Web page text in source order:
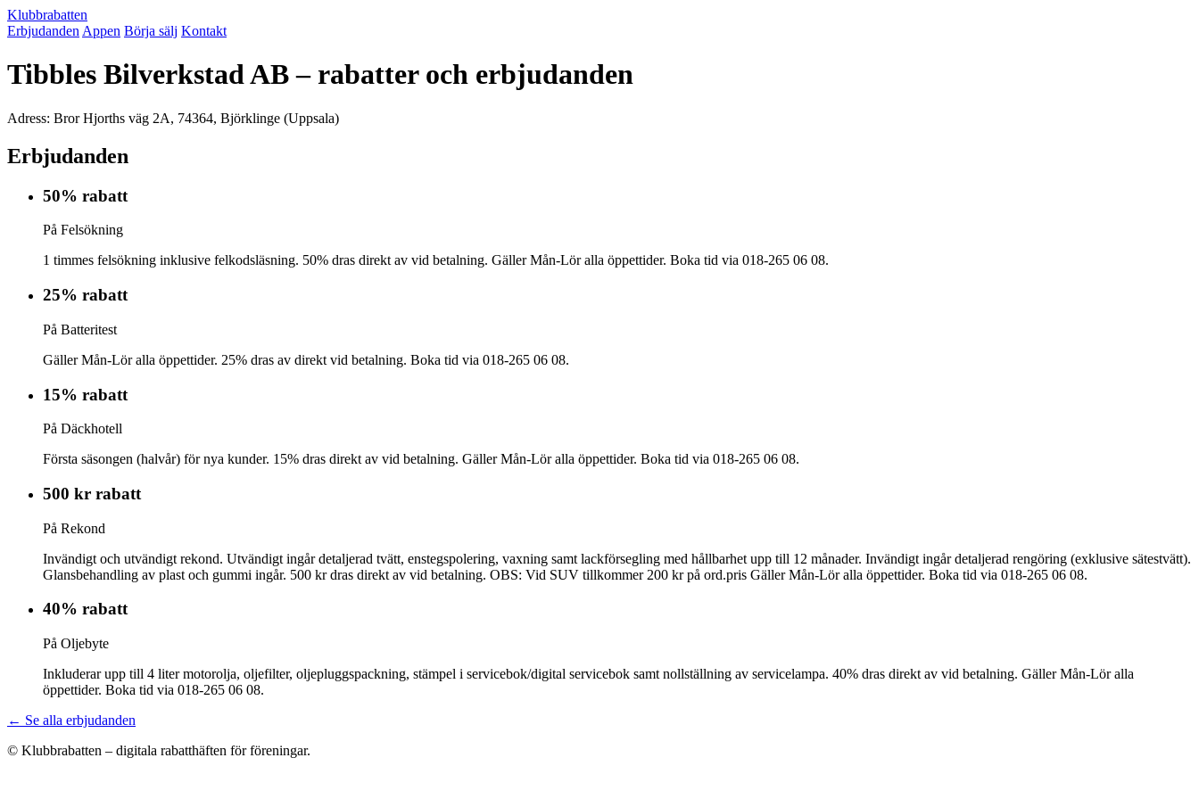
Klubbrabatten
Erbjudanden Appen Börja sälj Kontakt
Tibbles Bilverkstad AB – rabatter och erbjudanden
Adress: Bror Hjorths väg 2A, 74364, Björklinge (Uppsala)
Erbjudanden
50% rabatt
På Felsökning
1 timmes felsökning inklusive felkodsläsning. 50% dras direkt av vid betalning. Gäller Mån-Lör alla öppettider. Boka tid via 018-265 06 08.
25% rabatt
På Batteritest
Gäller Mån-Lör alla öppettider. 25% dras av direkt vid betalning. Boka tid via 018-265 06 08.
15% rabatt
På Däckhotell
Första säsongen (halvår) för nya kunder. 15% dras direkt av vid betalning. Gäller Mån-Lör alla öppettider. Boka tid via 018-265 06 08.
500 kr rabatt
På Rekond
Invändigt och utvändigt rekond. Utvändigt ingår detaljerad tvätt, enstegspolering, vaxning samt lackförsegling med hållbarhet upp till 12 månader. Invändigt ingår detaljerad rengöring (exklusive sätestvätt).
Glansbehandling av plast och gummi ingår. 500 kr dras direkt av vid betalning. OBS: Vid SUV tillkommer 200 kr på ord.pris Gäller Mån-Lör alla öppettider. Boka tid via 018-265 06 08.
40% rabatt
På Oljebyte
Inkluderar upp till 4 liter motorolja, oljefilter, oljepluggspackning, stämpel i servicebok/digital servicebok samt nollställning av servicelampa. 40% dras direkt av vid betalning. Gäller Mån-Lör alla
öppettider. Boka tid via 018-265 06 08.
← Se alla erbjudanden
© Klubbrabatten – digitala rabatthäften för föreningar.